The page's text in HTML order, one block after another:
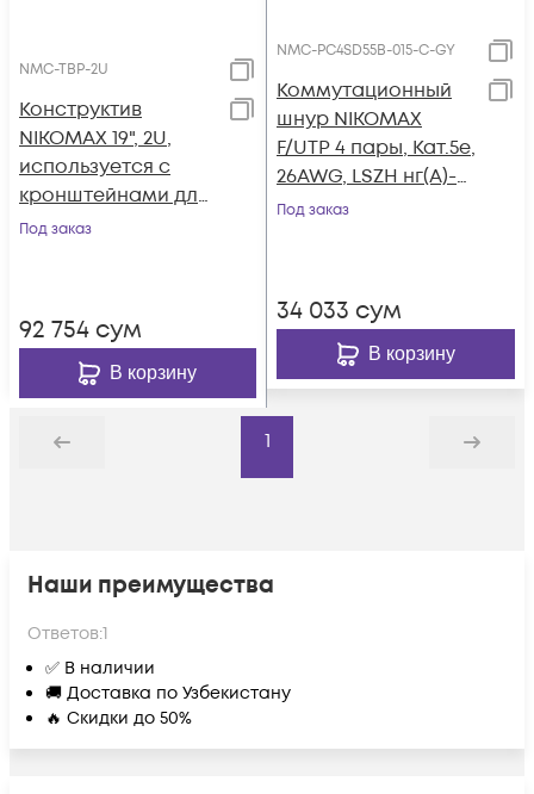
NMC-TBP-2U
Конструктив
NIKOMAX 19", 2U,
используется с
кронштейнами для
установки плинтов
Под заказ
92 754 сум
В корзину
NMC-PC4SD55B-015-C-GY
Коммутационный
шнур NIKOMAX
F/UTP 4 пары, Кат.5е,
26AWG, LSZH нг(А)-
HFLTx, серый, 1,5м
Под заказ
34 033 сум
В корзину
Назад
1
Дальше
Наши преимущества
Ответов:1
✅ В наличии
🚚 Доставка по Узбекистану
🔥 Скидки до 50%